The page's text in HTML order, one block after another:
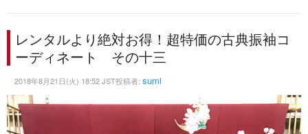
レンタルより絶対お得！超特価の古典振袖コ
ーディネート その十三
2018年8月21日(火) 18:52 JST投稿者: sumi